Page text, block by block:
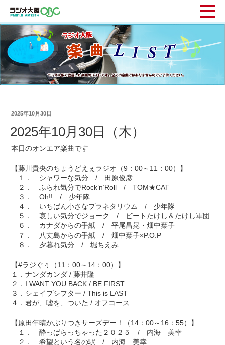
2025年10月30日
2025年10月30日（木）
本日のオンエア楽曲です
【藤川貴央のちょうどえぇラジオ（9：00～11：00）】
１． シャワーな気分 / 田原俊彦
２． ふられ気分でRock’n’Roll / TOM★CAT
３． Oh!! / 少年隊
４． いちばん小さなプラネタリウム / 少年隊
５． 哀しい気分でジョーク / ビートたけし＆たけし軍団
６． カナダからの手紙 / 平尾昌晃・畑中葉子
７． 八丈島からの手紙 / 畑中葉子×P.O.P
８． 夕暮れ気分 / 堀ちえみ
【#ラジぐぅ（11：00～14：00）】
１．ナンダカンダ / 藤井隆
２．I WANT YOU BACK / BE:FIRST
３．シェイプシフター / This is LAST
４．君が、嘘を、ついた / オフコース
【原田年晴かぶりつきサーズデー！（14：00～16：55）】
１． 酔っぱらっちゃった２０２５ / 内海 美幸
２． 希望という名の駅 / 内海 美幸